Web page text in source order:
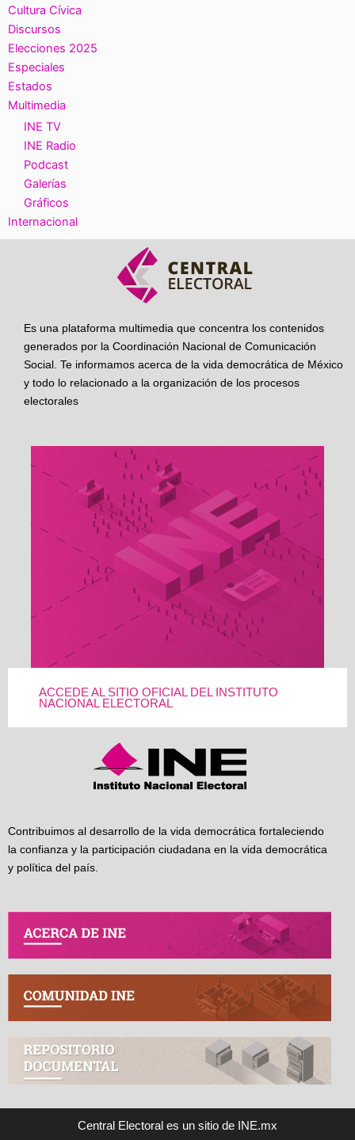
Cultura Cívica
Discursos
Elecciones 2025
Especiales
Estados
Multimedia
INE TV
INE Radio
Podcast
Galerías
Gráficos
Internacional
Es una plataforma multimedia que concentra los contenidos
generados por la Coordinación Nacional de Comunicación
Social. Te informamos acerca de la vida democrática de México
y todo lo relacionado a la organización de los procesos
electorales
ACCEDE AL SITIO OFICIAL DEL INSTITUTO
NACIONAL ELECTORAL
Contribuimos al desarrollo de la vida democrática fortaleciendo
la confianza y la participación ciudadana en la vida democrática
y política del país.
Central Electoral es un sitio de INE.mx